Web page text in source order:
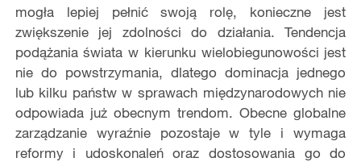
mogła lepiej pełnić swoją rolę, konieczne jest
zwiększenie jej zdolności do działania. Tendencja
podążania świata w kierunku wielobiegunowości jest
nie do powstrzymania, dlatego dominacja jednego
lub kilku państw w sprawach międzynarodowych nie
odpowiada już obecnym trendom. Obecne globalne
zarządzanie wyraźnie pozostaje w tyle i wymaga
reformy i udoskonaleń oraz dostosowania go do